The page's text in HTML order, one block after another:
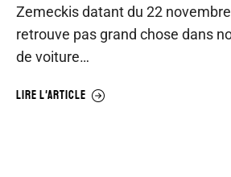
Zemeckis datant du 22
retrouve pas grand chose dans
de voiture…
LIRE L'ARTICLE